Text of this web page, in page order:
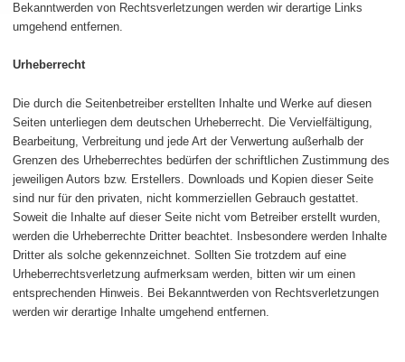
Bekanntwerden von Rechtsverletzungen werden wir derartige Links
umgehend entfernen.
Urheberrecht
Die durch die Seitenbetreiber erstellten Inhalte und Werke auf diesen
Seiten unterliegen dem deutschen Urheberrecht. Die Vervielfältigung,
Bearbeitung, Verbreitung und jede Art der Verwertung außerhalb der
Grenzen des Urheberrechtes bedürfen der schriftlichen Zustimmung des
jeweiligen Autors bzw. Erstellers. Downloads und Kopien dieser Seite
sind nur für den privaten, nicht kommerziellen Gebrauch gestattet.
Soweit die Inhalte auf dieser Seite nicht vom Betreiber erstellt wurden,
werden die Urheberrechte Dritter beachtet. Insbesondere werden Inhalte
Dritter als solche gekennzeichnet. Sollten Sie trotzdem auf eine
Urheberrechtsverletzung aufmerksam werden, bitten wir um einen
entsprechenden Hinweis. Bei Bekanntwerden von Rechtsverletzungen
werden wir derartige Inhalte umgehend entfernen.